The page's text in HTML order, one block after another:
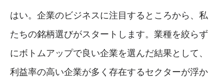
はい。企業のビジネスに注目するところから、私
たちの銘柄選びがスタートします。業種を絞らず
にボトムアップで良い企業を選んだ結果として、
利益率の高い企業が多く存在するセクターが浮か